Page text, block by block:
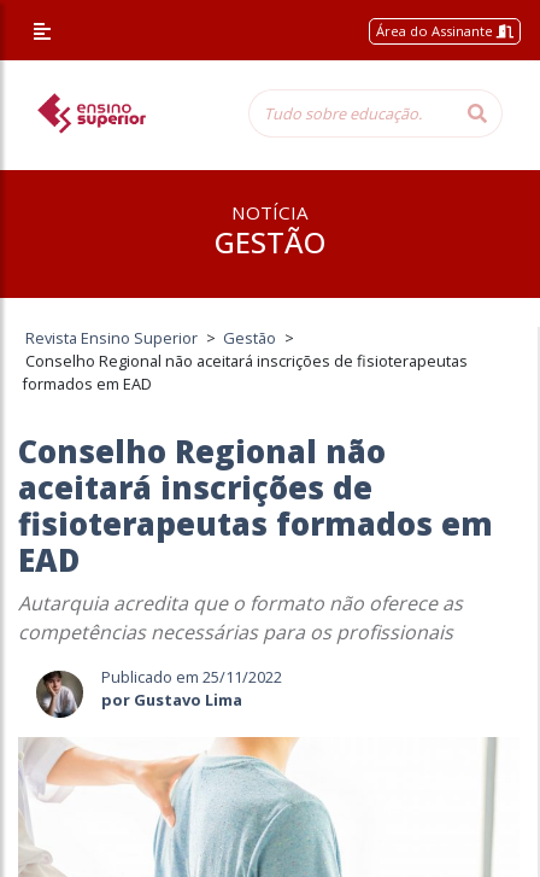
Área do Assinante
NOTÍCIA
GESTÃO
Revista Ensino Superior > Gestão >
Conselho Regional não aceitará inscrições de fisioterapeutas
formados em EAD
Conselho Regional não
aceitará inscrições de
fisioterapeutas formados em
EAD
Autarquia acredita que o formato não oferece as
competências necessárias para os profissionais
Publicado em 25/11/2022
por Gustavo Lima